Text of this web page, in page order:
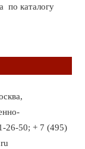
по каталогу
26-50; + 7 (495)